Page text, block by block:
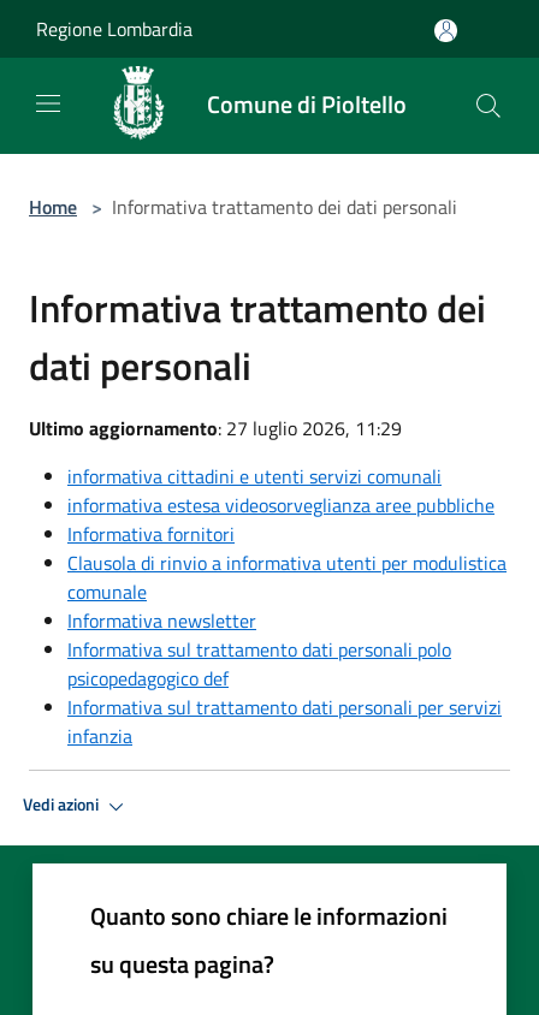
Regione Lombardia
Comune di Pioltello
Home > Informativa trattamento dei dati personali
Informativa trattamento dei
dati personali
Ultimo aggiornamento: 27 luglio 2026, 11:29
informativa cittadini e utenti servizi comunali
informativa estesa videosorveglianza aree pubbliche
Informativa fornitori
Clausola di rinvio a informativa utenti per modulistica
comunale
Informativa newsletter
Informativa sul trattamento dati personali polo
psicopedagogico def
Informativa sul trattamento dati personali per servizi
infanzia
Vedi azioni
Quanto sono chiare le informazioni
su questa pagina?